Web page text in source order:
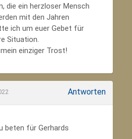
die ein herzloser Mensch
mit den Jahren
ich um euer Gebet für
Situation.
einziger Trost!
Antworten
beten für Gerhards